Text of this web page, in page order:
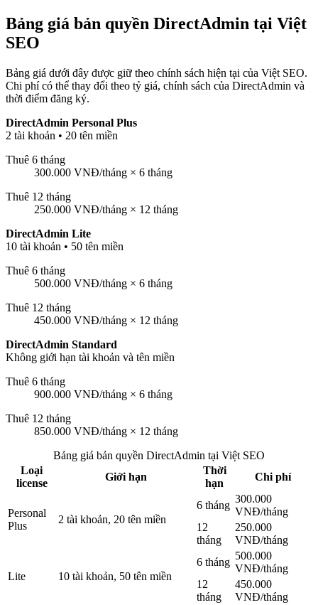
Bảng giá bản quyền DirectAdmin tại Việt
SEO
Bảng giá dưới đây được giữ theo chính sách hiện tại của Việt SEO.
Chi phí có thể thay đổi theo tỷ giá, chính sách của DirectAdmin và
thời điểm đăng ký.
DirectAdmin Personal Plus
2 tài khoản • 20 tên miền
Thuê 6 tháng
300.000 VNĐ/tháng × 6 tháng
Thuê 12 tháng
250.000 VNĐ/tháng × 12 tháng
DirectAdmin Lite
10 tài khoản • 50 tên miền
Thuê 6 tháng
500.000 VNĐ/tháng × 6 tháng
Thuê 12 tháng
450.000 VNĐ/tháng × 12 tháng
DirectAdmin Standard
Không giới hạn tài khoản và tên miền
Thuê 6 tháng
900.000 VNĐ/tháng × 6 tháng
Thuê 12 tháng
850.000 VNĐ/tháng × 12 tháng
Bảng giá bản quyền DirectAdmin tại Việt SEO
Loại
license
Giới hạn
Thời
hạn
Chi phí
Personal
Plus
2 tài khoản, 20 tên miền
6 tháng
300.000
VNĐ/tháng
12
tháng
250.000
VNĐ/tháng
Lite 10 tài khoản, 50 tên miền
6 tháng
500.000
VNĐ/tháng
12
tháng
450.000
VNĐ/tháng